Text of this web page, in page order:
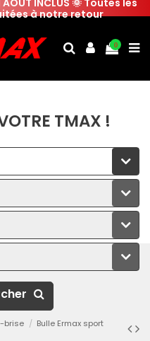
à notre retour
0
TMAX !
brise
Bulle Ermax sport